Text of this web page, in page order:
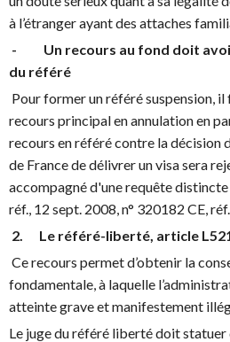
à l’étranger ayant des attaches
- Un recours au fond doit
du référé
Pour former un référé suspension,
recours principal en annulation en
recours en référé contre la décision
de France de délivrer un visa sera
accompagné d'une requête
réf., 12 sept. 2008, n° 320182 CE,
2. Le référé-liberté, article
Ce recours permet d’obtenir la
fondamentale, à laquelle
atteinte grave et manifestement
Le juge du référé liberté doit statuer